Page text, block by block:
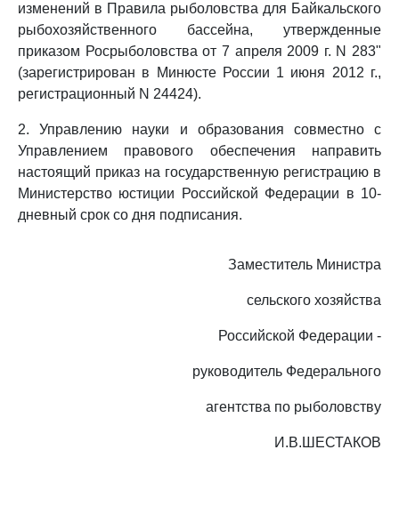
изменений в Правила рыболовства для Байкальского
рыбохозяйственного бассейна, утвержденные
приказом Росрыболовства от 7 апреля 2009 г. N 283"
(зарегистрирован в Минюсте России 1 июня 2012 г.,
регистрационный N 24424).
2. Управлению науки и образования совместно с
Управлением правового обеспечения направить
настоящий приказ на государственную регистрацию в
Министерство юстиции Российской Федерации в 10-
дневный срок со дня подписания.
Заместитель Министра
сельского хозяйства
Российской Федерации -
руководитель Федерального
агентства по рыболовству
И.В.ШЕСТАКОВ